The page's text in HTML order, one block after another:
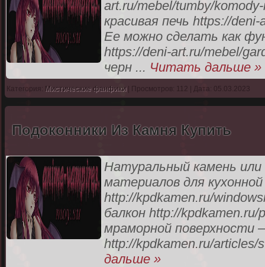
art.ru/mebel/tumby/
красивая печь https://
Ее можно сделать как
https://deni-art.ru/mebel/
черн ... Читать дальше »
Категория: Мистические фанфики| Просмотров: 112 | Дата: 05.03.2023
Подоконники Из Камня Купить
Натуральный камень
материалов для
http://kpdkamen.ru/
балкон http://
мраморной поверхности
http://kpdkamen.ru/
дальше »